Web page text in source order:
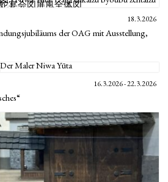
18.3.2026
der OAG mit Ausstellung,
16.3.2026 - 22.3.2026